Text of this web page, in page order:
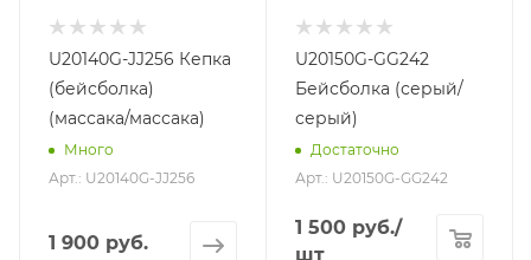
U20140G-JJ256 Кепка
(бейсболка)
(массака/массака)
Много
Арт.: U20140G-JJ256
1 900 руб.
U20150G-GG242
Бейсболка (серый/
серый)
Достаточно
Арт.: U20150G-GG242
1 500 руб./
шт